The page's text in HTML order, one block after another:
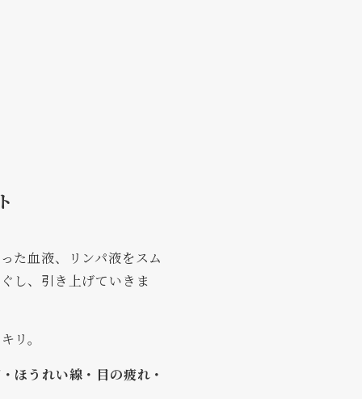
た血液、リンパ液をスム
し、引き上げていきま
リ。
ほうれい線・目の疲れ・